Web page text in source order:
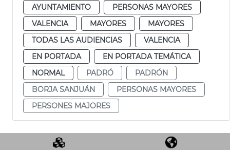
AYUNTAMIENTO
PERSONAS MAYORES
VALENCIA
MAYORES
MAYORES
TODAS LAS AUDIENCIAS
VALENCIA
EN PORTADA
EN PORTADA TEMÁTICA
NORMAL
PADRÓ
PADRÓN
BORJA SANJUÁN
PERSONAS MAYORES
PERSONES MAJORES